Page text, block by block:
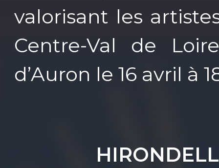
valorisant les
Centre-Val de
d’Auron le 16 avril à